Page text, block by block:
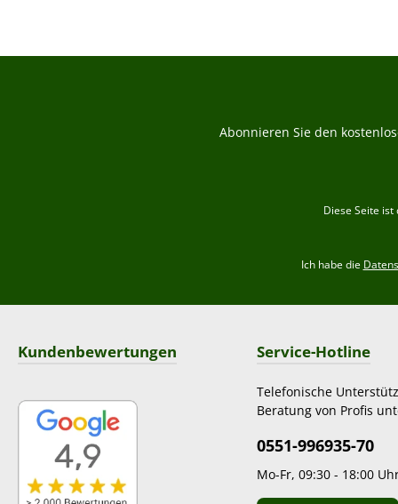
Abonnieren Sie den
Diese Seite
Ich habe die
Service-Hotline
Telefonische
Beratung von Profis
0551-996935-70
Mo-Fr, 09:30 - 18:00
Kundenbewertungen